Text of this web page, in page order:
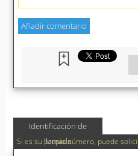
Identificación de
llamada
Si es su propio número, puede